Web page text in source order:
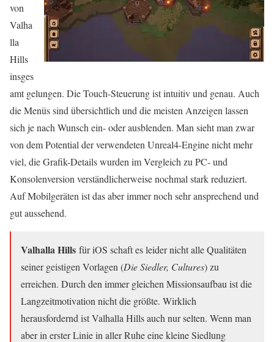
von
Valha
lla
Hills
insges
amt gelungen. Die Touch-Steuerung ist intuitiv und genau. Auch
die Menüs sind übersichtlich und die meisten Anzeigen lassen
sich je nach Wunsch ein- oder ausblenden. Man sieht man zwar
von dem Potential der verwendeten Unreal4-Engine nicht mehr
viel, die Grafik-Details wurden im Vergleich zu PC- und
Konsolenversion verständlicherweise nochmal stark reduziert.
Auf Mobilgeräten ist das aber immer noch sehr ansprechend und
gut aussehend.
Valhalla Hills für iOS schaft es leider nicht alle Qualitäten
seiner geistigen Vorlagen (Die Siedler, Cultures) zu
erreichen. Durch den immer gleichen Missionsaufbau ist die
Langzeitmotivation nicht die größte. Wirklich
herausfordernd ist Valhalla Hills auch nur selten. Wenn man
aber in erster Linie in aller Ruhe eine kleine Siedlung